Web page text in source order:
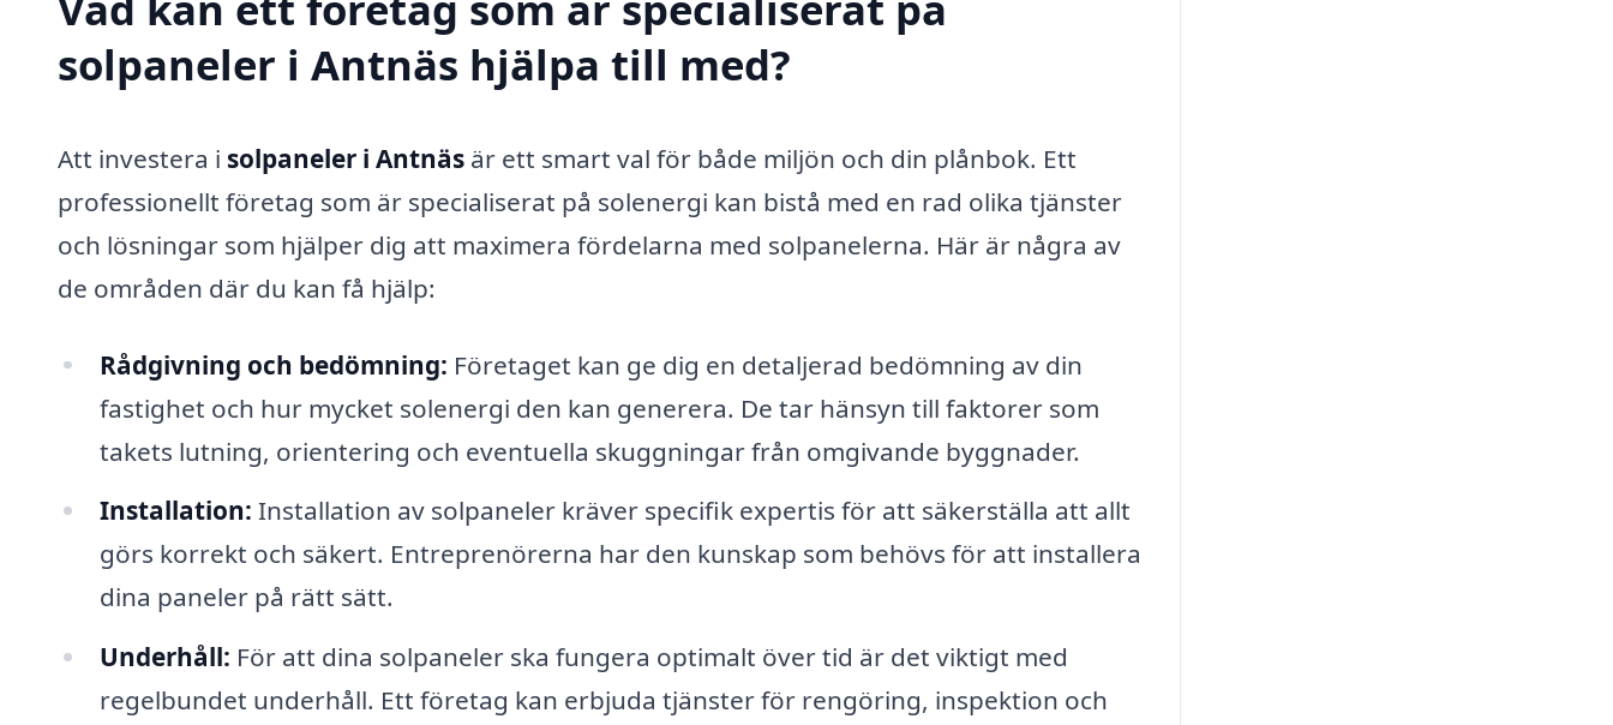
solpaneler i Antnäs hjälpa till med?
Att investera i solpaneler i Antnäs är ett smart val för både miljön och din plånbok. Ett
professionellt företag som är specialiserat på solenergi kan bistå med en rad olika tjänster
och lösningar som hjälper dig att maximera fördelarna med solpanelerna. Här är några av
de områden där du kan få hjälp:
Rådgivning och bedömning: Företaget kan ge dig en detaljerad bedömning av din
fastighet och hur mycket solenergi den kan generera. De tar hänsyn till faktorer som
takets lutning, orientering och eventuella skuggningar från omgivande byggnader.
Installation: Installation av solpaneler kräver specifik expertis för att säkerställa att allt
görs korrekt och säkert. Entreprenörerna har den kunskap som behövs för att installera
dina paneler på rätt sätt.
Underhåll: För att dina solpaneler ska fungera optimalt över tid är det viktigt med
regelbundet underhåll. Ett företag kan erbjuda tjänster för rengöring, inspektion och